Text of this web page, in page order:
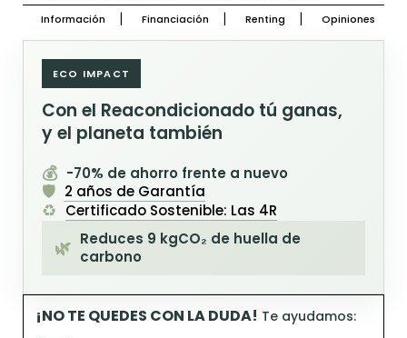
Información Financiación Renting Opiniones
ECO IMPACT
Con el Reacondicionado tú ganas,
y el planeta también
💰 -70% de ahorro frente a nuevo
🛡️ 2 años de Garantía
♻️ Certificado Sostenible: Las 4R
🌿 Reduces 9 kgCO₂ de huella de
carbono
¡NO TE QUEDES CON LA DUDA! Te ayudamos: